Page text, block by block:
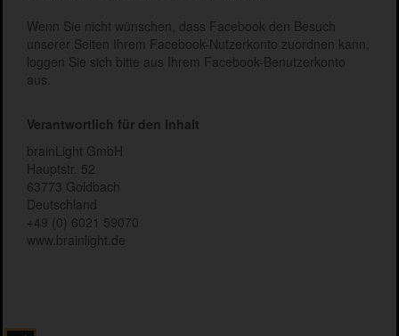
Wenn Sie nicht wünschen, dass Facebook den Besuch
unserer Seiten Ihrem Facebook-Nutzerkonto zuordnen kann,
loggen Sie sich bitte aus Ihrem Facebook-Benutzerkonto
aus.
Verantwortlich für den Inhalt
brainLight GmbH
Hauptstr. 52
63773 Goldbach
Deutschland
+49 (0) 6021 59070
www.brainlight.de